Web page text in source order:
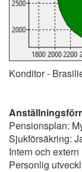
Konditor -
Pensionsplan:
Sjukförsäkring:
Intern och
Personlig